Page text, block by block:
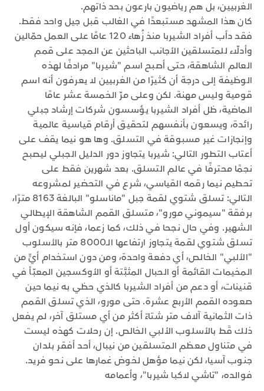
الغربيين، بل هم رياضيون بارعون بحد ذاتهم.
كان هذا المشهد مستبعدًا في الغالب قبل جيل واحد فقط.
فقد دأب أفراد الشيربا منذ زُهاء 120 عامًا على العمل حمّالين
وأدلّاء للمتسلقين الأجانب الباحثين عن المجد على قمم
العالم الشاهقة، حتى أصبح اسم "شيربا" مرادفًا لهذه
الوظيفة إلى درجة أن كثيرًا من الغربيين لا يعرفون أنه اسم
قومية وليس مهنة. لكن وعلى مرّ الخمسة عشر عامًا
الماضية، ظل أفراد الشيربا يؤسسون شركات إرشاد جبلي
رائدة، ويسعون بأنفسهم لتحقيق أرقام قياسية عالمية
وإنجازات غير مسبوقة في التسلق. وها هو نيما يقف على
أعتاب التطور التالي: شيربا يتجاوز دور الدليل الجبلي ليصبح
نجمًا محترفًا في عالم التسلق. بعد شهرين فقط على
تحطيم نيما رقمه القياسي، شرع في التحضير لمشروعه
التالي: تسلق شتوي لقمة جبل "ماناسلو" البالغة 8163 مترًا،
برفقة "سيموني مورو"، متسلق القمم الشاهقة الإيطالي
الشهير. وفي حال نجحا في ذلك، كما زعما، فإنه سيكون أول
تسلق شتوي لقمة يتجاوز ارتفاعها الـ8000 متر بالأسلوب
"الألبي" الخالص، أي دفعة واحدة، ومن دون استخدام أيٍّ من
المخيمات القائمة أو الحبال المثبَّتة أو الأوكسجين المعبّأ في
قنينات، أو دعم من أفراد الشيربا كالذي حظي به نيما حين
صعوده القمم الأربع عشرة. حتى مورو، الذي تسلق القمم
ذات الثمانية آلاف متر شتاءً أكثر من أي مستلق آخر، لم يفعل
ذلك قَط بالأسلوب الألبي الخالص. إن رحلات كهذه ليست
في متناول معظم المتسلقين من نيبال، أحد أفقر بلدان
جنوب آسيا، لكن نيما مؤهل لخوض غمارها على نحو فريد.
فوالده، "تاشي لاكبا شيربا"، وأعمامه